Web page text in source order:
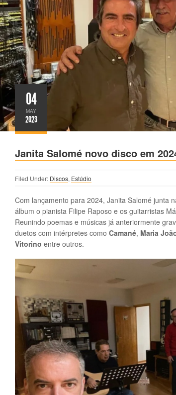
04
MAY
2023
Janita Salomé novo disco em
Filed Under: Discos, Estúdio
Com lançamento para 2024, Janita Salomé junta
álbum o pianista Filipe Raposo e os guitarristas
Reunindo poemas e músicas já anteriormente
duetos com intérpretes como Camané, Maria
Vitorino entre outros.